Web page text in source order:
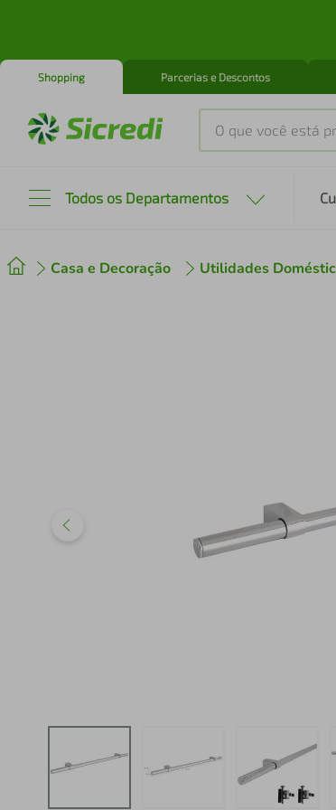
Shopping Parcerias e Descontos
O que você está
Todos os Departamentos
Casa e Decoração Utilidades
º cafeteira